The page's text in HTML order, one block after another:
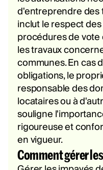
d'entreprendre des
inclut le respect
procédures de
les travaux
communes. En cas
obligations, le
responsable des
locataires ou à
souligne
rigoureuse et
en vigueur.
Comment gérer